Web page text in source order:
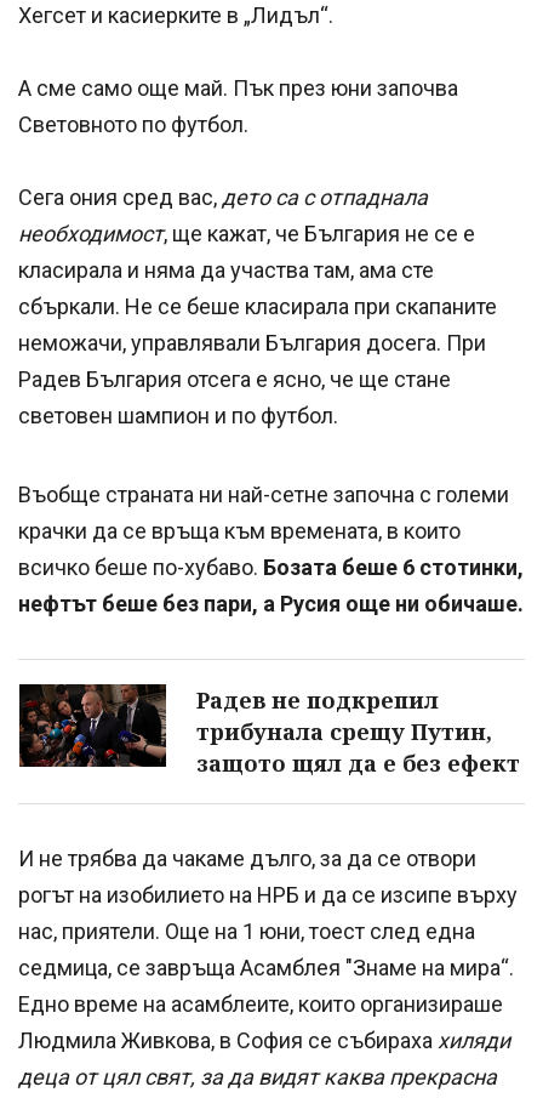
Хегсет и касиерките в „Лидъл“.
А сме само още май. Пък през юни започва
Световното по футбол.
Сега ония сред вас, дето са с отпаднала
необходимост, ще кажат, че България не се е
класирала и няма да участва там, ама сте
сбъркали. Не се беше класирала при скапаните
неможачи, управлявали България досега. При
Радев България отсега е ясно, че ще стане
световен шампион и по футбол.
Въобще страната ни най-сетне започна с големи
крачки да се връща към времената, в които
всичко беше по-хубаво. Бозата беше 6 стотинки,
нефтът беше без пари, а Русия още ни обичаше.
Радев не подкрепил
трибунала срещу Путин,
защото щял да е без ефект
И не трябва да чакаме дълго, за да се отвори
рогът на изобилието на НРБ и да се изсипе върху
нас, приятели. Още на 1 юни, тоест след една
седмица, се завръща Асамблея "Знаме на мира“.
Едно време на асамблеите, които организираше
Людмила Живкова, в София се събираха хиляди
деца от цял свят, за да видят каква прекрасна